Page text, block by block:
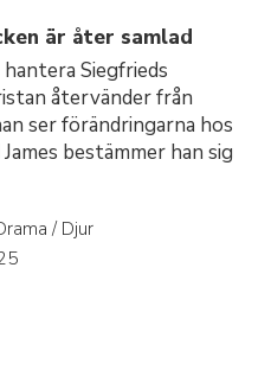
är åter samlad
Siegfrieds
återvänder från
ser förändringarna hos
bestämmer han sig
/ Djur